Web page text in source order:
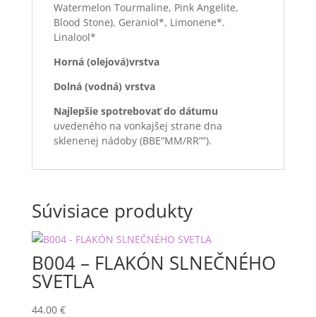
Watermelon Tourmaline, Pink Angelite,
Blood Stone), Geraniol*, Limonene*.
Linalool*
Horná (olejová)vrstva
Dolná (vodná) vrstva
Najlepšie spotrebovať do dátumu
uvedeného na vonkajšej strane dna
sklenenej nádoby (BBE”MM/RR””).
Súvisiace produkty
B004 – FLAKÓN SLNEČNÉHO
SVETLA
44.00 €